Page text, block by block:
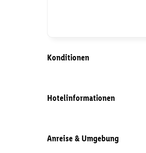
Konditionen
Hotelinformationen
Anreise & Umgebung